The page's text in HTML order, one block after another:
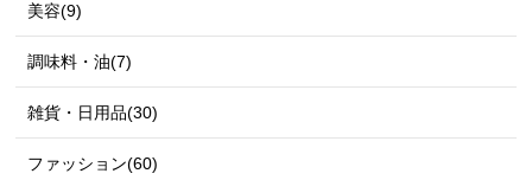
美容(9)
調味料・油(7)
雑貨・日用品(30)
ファッション(60)